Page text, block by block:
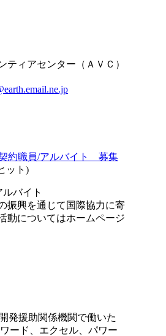
ィアセンター（ＡＶＣ）
約職員/アルバイト 募集
ット )
ルバイト
振興を通じて国際協力に寄
動についてはホームページ
発援助関係機関で働いた
ド、エクセル、パワー